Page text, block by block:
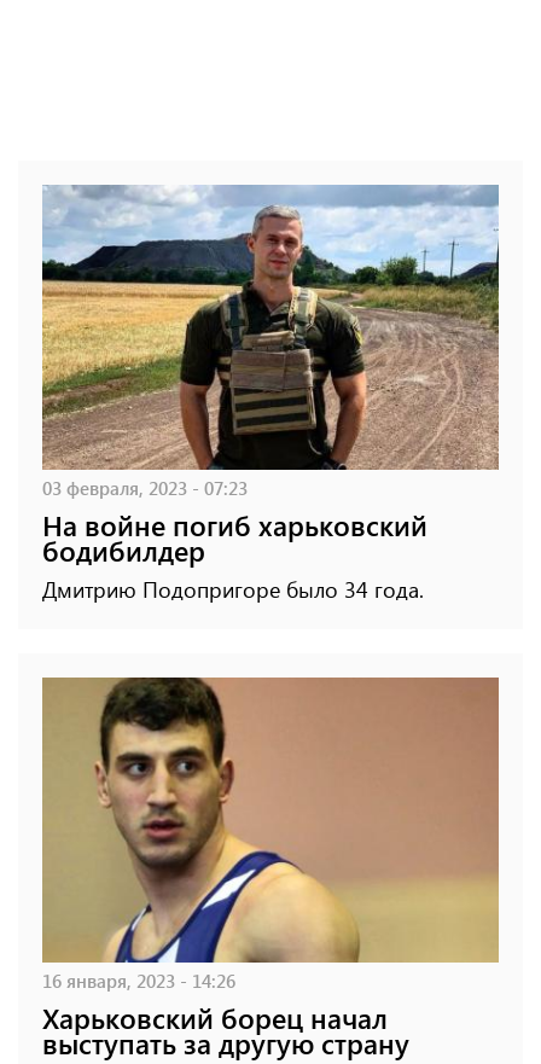
03 февраля, 2023 - 07:23
На войне погиб харьковский
бодибилдер
Дмитрию Подопригоре было 34 года.
16 января, 2023 - 14:26
Харьковский борец начал
выступать за другую страну